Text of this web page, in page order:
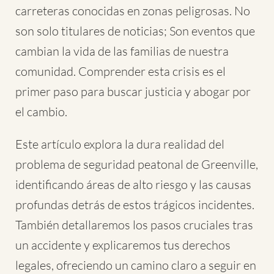
carreteras conocidas en zonas peligrosas. No
son solo titulares de noticias; Son eventos que
cambian la vida de las familias de nuestra
comunidad. Comprender esta crisis es el
primer paso para buscar justicia y abogar por
el cambio.
Este artículo explora la dura realidad del
problema de seguridad peatonal de Greenville,
identificando áreas de alto riesgo y las causas
profundas detrás de estos trágicos incidentes.
También detallaremos los pasos cruciales tras
un accidente y explicaremos tus derechos
legales, ofreciendo un camino claro a seguir en